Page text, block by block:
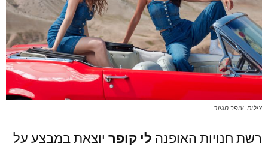
צילום: עופר חגיוב
רשת חנויות האופנה לי קופר יוצאת במבצע על